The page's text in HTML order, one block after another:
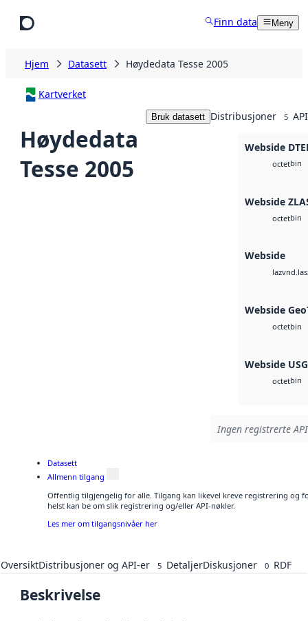
Finn data Meny
Hjem Datasett Høydedata Tesse 2005
Kartverket
Høydedata
Tesse 2005
Bruk datasett Distribusjoner 5
Webside
octetbin
Webside
octetbin
Webside
laz
Webside
octetbin
Webside
octetbin
Ingen registrerte
Datasett
Allmenn tilgang
Offentlig tilgjengelig for alle. Tilgang kan likevel kreve registrering og
helst kan be om slik registrering og/eller API-nøkler.
Les mer om tilgangsnivåer her
OversiktDistribusjoner og API-er 5 DetaljerDiskusjoner 0 RDF
Beskrivelse